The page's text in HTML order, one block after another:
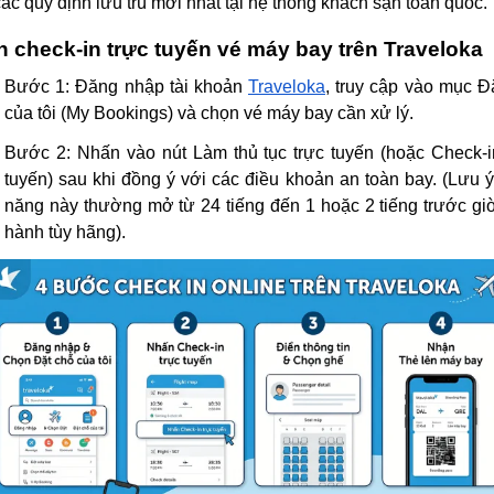
check-in trực tuyến vé máy bay trên Traveloka
Bước 1: Đăng nhập tài khoảnTraveloka, truy cập vào mục
của tôi (My Bookings) và chọn vé máy bay cần xử lý.
Bước 2: Nhấn vào nút Làm thủ tục trực tuyến (hoặc Check-
tuyến) sau khi đồng ý với các điều khoản an toàn bay. (Lưu
năng này thường mở từ 24 tiếng đến 1 hoặc 2 tiếng trước
hành tùy hãng).